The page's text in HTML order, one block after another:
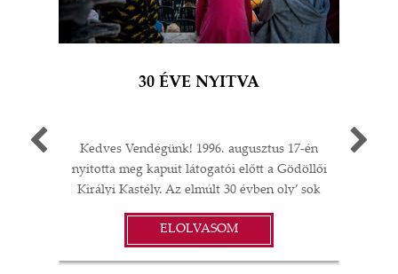
30 ÉVE NYITVA
Kedves Vendégünk! 1996. augusztus 17-én
nyitotta meg kapuit látogatói előtt a Gödöllői
Királyi Kastély. Az elmúlt 30 évben oly’ sok
minden történt: felújítások;
műtárgyvásárlások; időszaki kiállítások a
ELOLVASOM